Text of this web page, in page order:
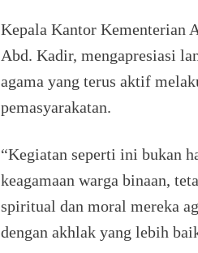
Kepala Kantor Kementerian
Abd. Kadir, mengapresiasi
agama yang terus aktif
pemasyarakatan.
“Kegiatan seperti ini bukan
keagamaan warga binaan,
spiritual dan moral mereka
dengan akhlak yang lebih